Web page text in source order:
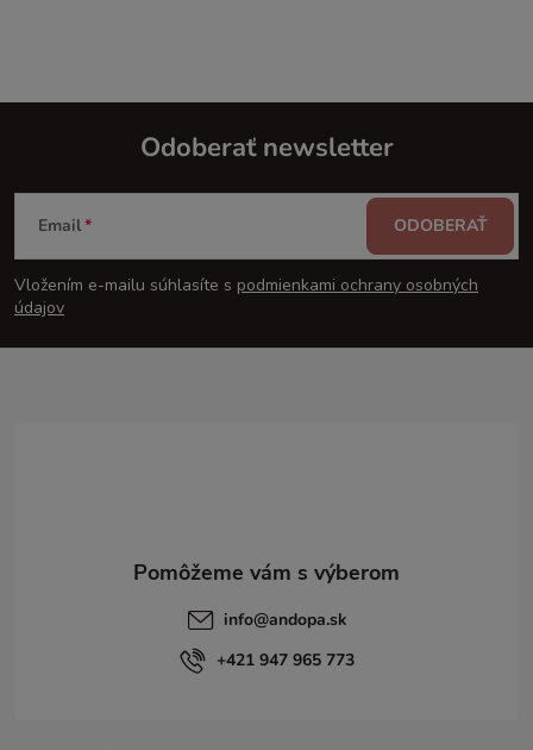
Z
á
p
Odoberať newsletter
Email
Vložením e-mailu súhlasíte s podmienkami ochrany osobných
údajov
ODOBERAŤ
info@andopa.sk
+421 947 965 773